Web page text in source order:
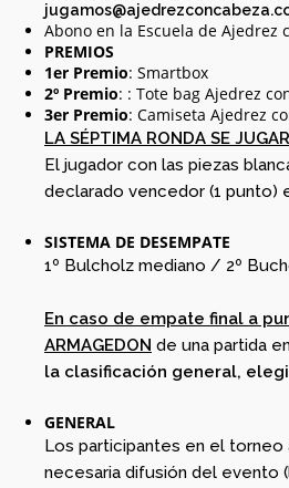
Abono en la Escuela de Ajedrez
PREMIOS
1er Premio: Smartbox
2º Premio: : Tote bag Ajedrez
3er Premio: Camiseta Ajedrez
LA SÉPTIMA RONDA SE
El jugador con las piezas
declarado vencedor (1 punto)
SISTEMA DE DESEMPATE
1º Bulcholz mediano / 2º
En caso de empate final a
ARMAGEDON de una partida
la clasificación general,
GENERAL
Los participantes en el
necesaria difusión del evento